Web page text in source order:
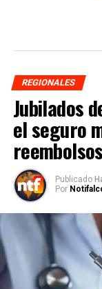
REGIONALES
Jubilados
el seguro
Publicado
Por